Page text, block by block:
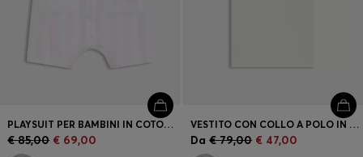
IT €)
PLAYSUIT PER BAMBINI IN COTONE INTRECCIATO A RIGHE
€ 85,00 € 69,00
VESTITO CON COLLO A POLO IN PIQUÉ DI COTONE ELASTICIZZATO PER BAMBINI
Da € 79,00 € 47,00